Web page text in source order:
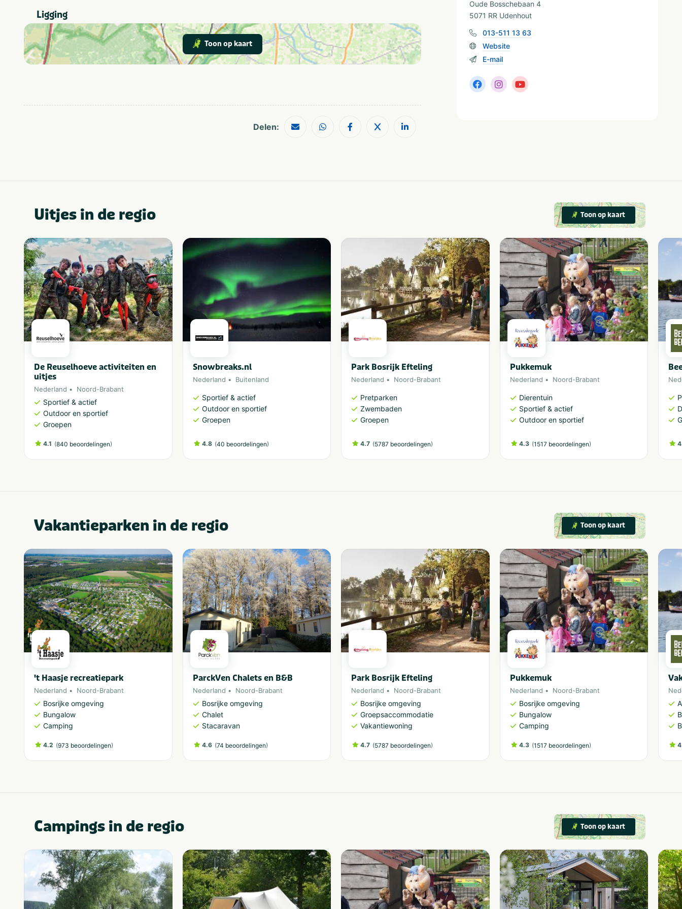
Ligging
Toon op kaart
Delen:
Oude Bosschebaan 4
5071 RR Udenhout
013-511 13 63
Website
E-mail
Uitjes in de regio Toon op kaart
De Reuselhoeve activiteiten en
uitjes
Nederland Noord-Brabant
Sportief & actief
Outdoor en sportief
Groepen
4.1 (840 beoordelingen)
Snowbreaks.nl
Nederland Buitenland
Sportief & actief
Outdoor en sportief
Groepen
4.8 (40 beoordelingen)
Park Bosrijk Efteling
Nederland Noord-Brabant
Pretparken
Zwembaden
Groepen
4.7 (5787 beoordelingen)
Pukkemuk
Nederland Noord-Brabant
Dierentuin
Sportief & actief
Outdoor en sportief
4.3 (1517 beoordelingen)
Vakantieparken in de regio Toon op kaart
't Haasje recreatiepark
Nederland Noord-Brabant
Bosrijke omgeving
Bungalow
Camping
4.2 (973 beoordelingen)
ParckVen Chalets en B&B
Nederland Noord-Brabant
Bosrijke omgeving
Chalet
Stacaravan
4.6 (74 beoordelingen)
Park Bosrijk Efteling
Nederland Noord-Brabant
Bosrijke omgeving
Groepsaccommodatie
Vakantiewoning
4.7 (5787 beoordelingen)
Pukkemuk
Nederland Noord-Brabant
Bosrijke omgeving
Bungalow
Camping
4.3 (1517 beoordelingen)
Campings in de regio Toon op kaart